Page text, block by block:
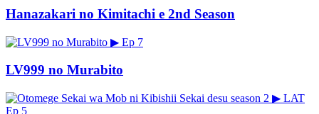
Hanazakari no Kimitachi e 2nd Season
▶ Ep 7
LV999 no Murabito
▶ LAT
Ep 5